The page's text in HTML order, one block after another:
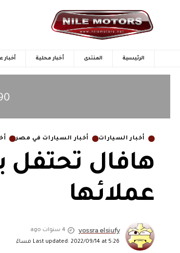
الرئيسية المنتدى أخبار محلية أخبار
أخبار السيارات أخبار السيارات في مصر
هافال تحتفل
عملائها
Last updated: 2022/09/14 at 5:26 مساءً
yossra elsiufy 4 سنوات ago